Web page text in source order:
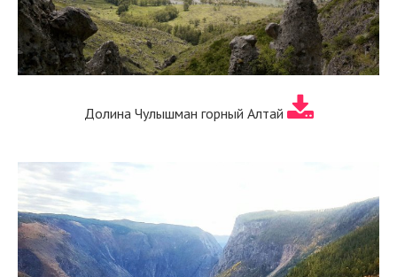
Долина Чулышман горный Алтай